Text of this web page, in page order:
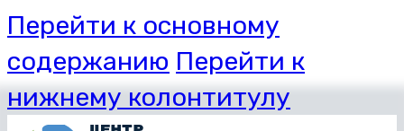
Перейти к основному
содержанию Перейти к
нижнему колонтитулу